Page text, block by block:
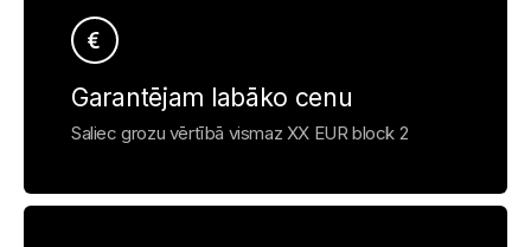
Garantējam labāko cenu
Saliec grozu vērtībā vismaz XX EUR block 2